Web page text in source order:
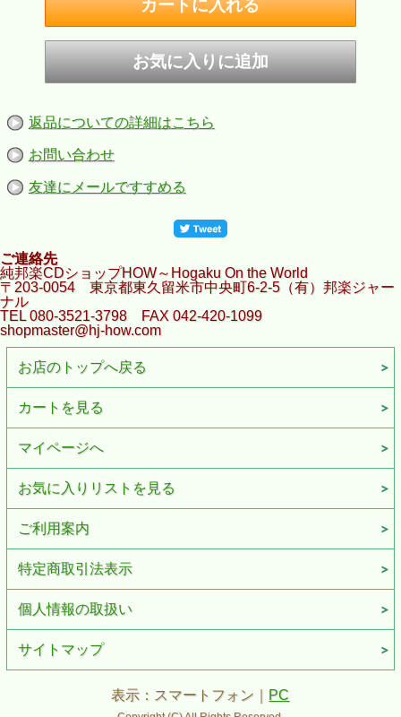
返品についての詳細はこちら
お問い合わせ
友達にメールですすめる
ご連絡先
純邦楽CDショップHOW～Hogaku On the World
〒203-0054 東京都東久留米市中央町6-2-5（有）邦楽ジャー
ナル
TEL 080-3521-3798 FAX 042-420-1099
shopmaster@hj-how.com
お店のトップへ戻る
カートを見る
マイページへ
お気に入りリストを見る
ご利用案内
特定商取引法表示
個人情報の取扱い
サイトマップ
表示：スマートフォン｜ PC